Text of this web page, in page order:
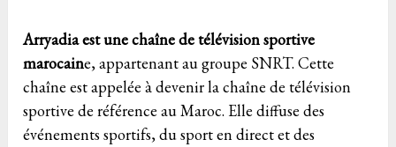
Arryadia est une chaîne de télévision sportive
marocaine, appartenant au groupe SNRT. Cette
chaîne est appelée à devenir la chaîne de télévision
sportive de référence au Maroc. Elle diffuse des
événements sportifs, du sport en direct et des